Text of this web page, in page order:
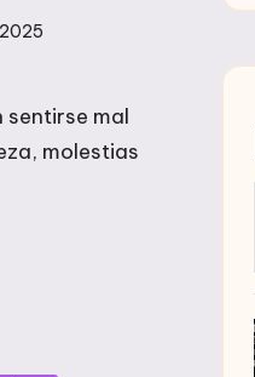
sentirse mal
molestias